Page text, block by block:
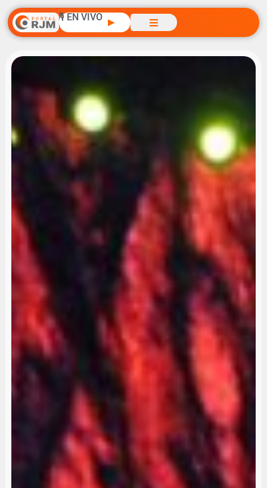
🎙️ EN VIVO ▶